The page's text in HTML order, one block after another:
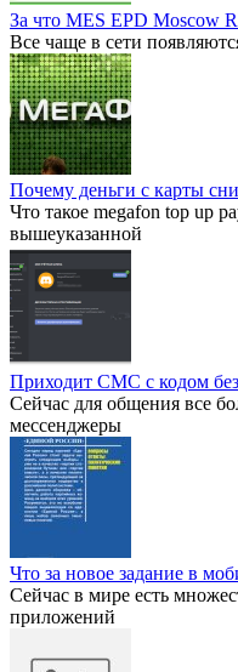
За что MES EPD Moscow
Все чаще в сети
Почему деньги с карты
Что такое megafon top up
вышеуказанной
Приходит СМС с кодом
Сейчас для общения все
мессенджеры
Что за новое задание в
Сейчас в мире есть
приложений